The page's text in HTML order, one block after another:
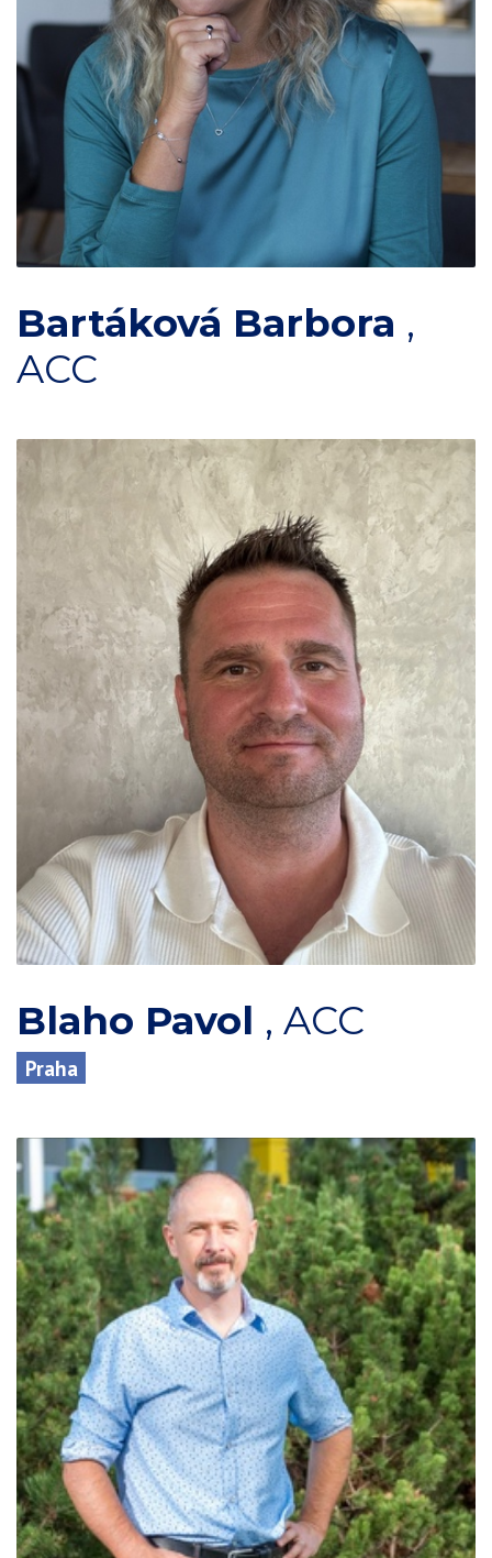
Bartáková Barbora ,
ACC
Blaho Pavol , ACC
Praha